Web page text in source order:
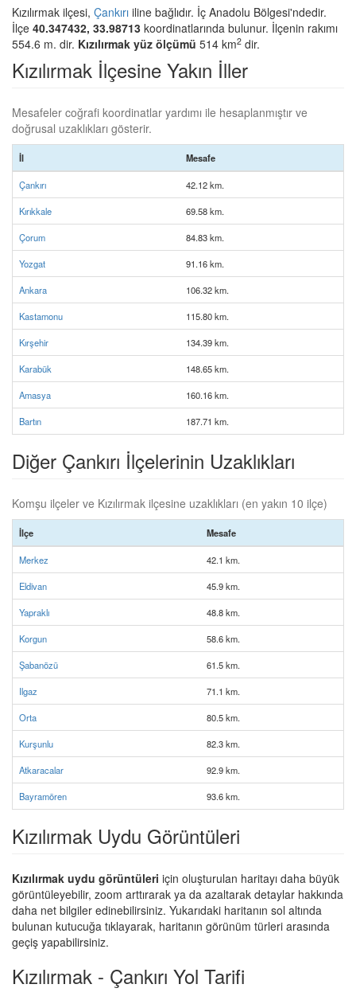
Kızılırmak ilçesi, Çankırı iline bağlıdır. İç Anadolu Bölgesi'ndedir.
İlçe 40.347432, 33.98713 koordinatlarında bulunur. İlçenin rakımı
554.6 m. dir. Kızılırmak yüz ölçümü 514 km2 dir.
Kızılırmak İlçesine Yakın İller
Mesafeler coğrafi koordinatlar yardımı ile hesaplanmıştır ve
doğrusal uzaklıkları gösterir.
İl Mesafe
Çankırı 42.12 km.
Kırıkkale 69.58 km.
Çorum 84.83 km.
Yozgat 91.16 km.
Ankara 106.32 km.
Kastamonu 115.80 km.
Kırşehir 134.39 km.
Karabük 148.65 km.
Amasya 160.16 km.
Bartın 187.71 km.
Diğer Çankırı İlçelerinin Uzaklıkları
Komşu ilçeler ve Kızılırmak ilçesine uzaklıkları (en yakın 10 ilçe)
İlçe Mesafe
Merkez 42.1 km.
Eldivan 45.9 km.
Yapraklı 48.8 km.
Korgun 58.6 km.
Şabanözü 61.5 km.
Ilgaz 71.1 km.
Orta 80.5 km.
Kurşunlu 82.3 km.
Atkaracalar 92.9 km.
Bayramören 93.6 km.
Kızılırmak Uydu Görüntüleri
Kızılırmak uydu görüntüleri için oluşturulan haritayı daha büyük
görüntüleyebilir, zoom arttırarak ya da azaltarak detaylar hakkında
daha net bilgiler edinebilirsiniz. Yukarıdaki haritanın sol altında
bulunan kutucuğa tıklayarak, haritanın görünüm türleri arasında
geçiş yapabilirsiniz.
Kızılırmak - Çankırı Yol Tarifi